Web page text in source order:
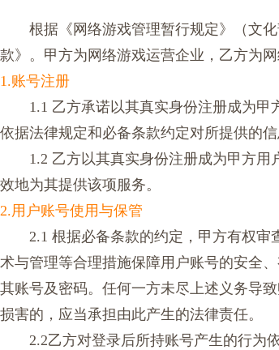
根据《网络游戏管理暂行规定》（文
款》。甲方为网络游戏运营企业，乙方为网
1.账号注册
1.1 乙方承诺以其真实身份注册成为甲
依据法律规定和必备条款约定对所提供的信
1.2 乙方以其真实身份注册成为甲方
效地为其提供该项服务。
2.用户账号使用与保管
2.1 根据必备条款的约定，甲方有权
术与管理等合理措施保障用户账号的安全
其账号及密码。任何一方未尽上述义务导
损害的，应当承担由此产生的法律责任。
2.2乙方对登录后所持账号产生的行为